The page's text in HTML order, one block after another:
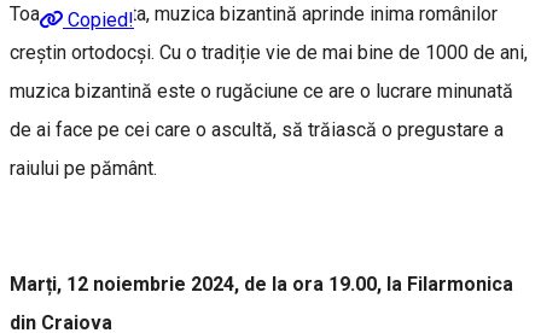
Copied!
Toamna aceasta, muzica bizantină aprinde inima românilor
creștin ortodocși. Cu o tradiție vie de mai bine de 1000 de ani,
muzica bizantină este o rugăciune ce are o lucrare minunată
de ai face pe cei care o ascultă, să trăiască o pregustare a
raiului pe pământ.
Marți, 12 noiembrie 2024, de la ora 19.00, la Filarmonica
din Craiova